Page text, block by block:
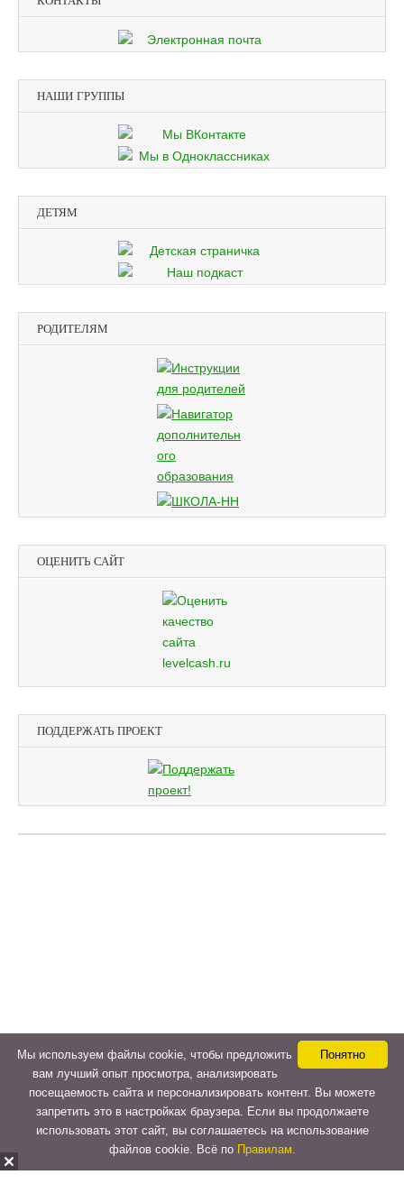
НАШИ ГРУППЫ
ДЕТЯМ
РОДИТЕЛЯМ
ОЦЕНИТЬ САЙТ
ПОДДЕРЖАТЬ ПРОЕКТ
Понятно
Мы используем файлы cookie, чтобы предложить
вам лучший опыт просмотра, анализировать
посещаемость сайта и персонализировать контент. Вы можете
запретить это в настройках браузера. Если вы продолжаете
использовать этот сайт, вы соглашаетесь на использование
файлов cookie. Всё по Правилам.